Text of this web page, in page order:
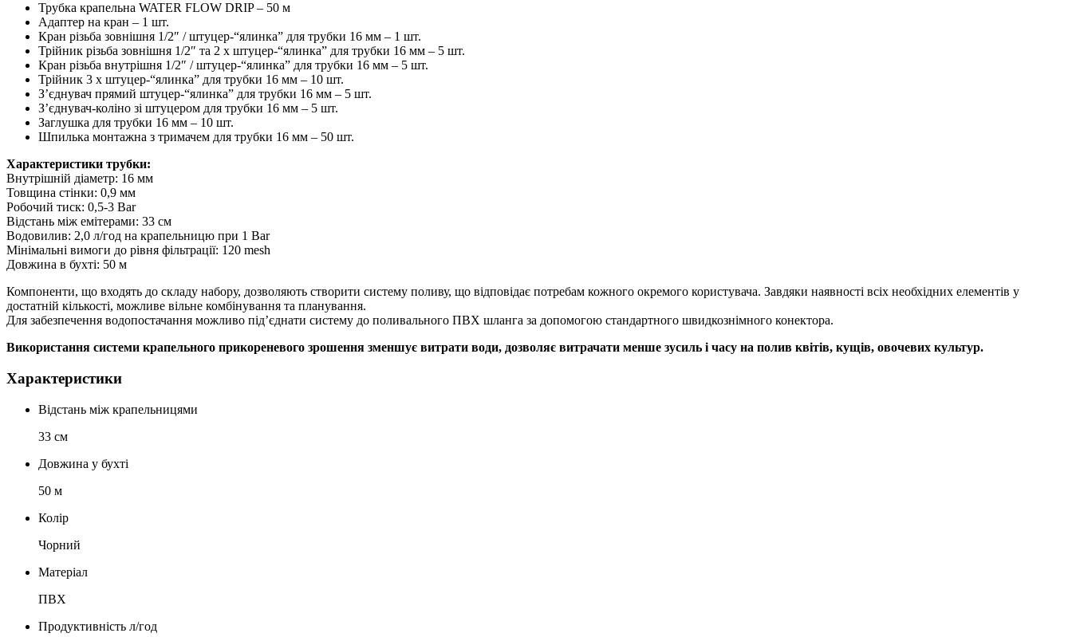
Трубка крапельна WATER FLOW DRIP – 50 м
Адаптер на кран – 1 шт.
Кран різьба зовнішня 1/2″ / штуцер-“ялинка” для трубки 16 мм – 1 шт.
Трійник різьба зовнішня 1/2″ та 2 х штуцер-“ялинка” для трубки 16 мм – 5 шт.
Кран різьба внутрішня 1/2″ / штуцер-“ялинка” для трубки 16 мм – 5 шт.
Трійник 3 х штуцер-“ялинка” для трубки 16 мм – 10 шт.
З’єднувач прямий штуцер-“ялинка” для трубки 16 мм – 5 шт.
З’єднувач-коліно зі штуцером для трубки 16 мм – 5 шт.
Заглушка для трубки 16 мм – 10 шт.
Шпилька монтажна з тримачем для трубки 16 мм – 50 шт.
Характеристики трубки:
Внутрішній діаметр: 16 мм
Товщина стінки: 0,9 мм
Робочий тиск: 0,5-3 Bar
Відстань між емітерами: 33 см
Водовилив: 2,0 л/год на крапельницю при 1 Bar
Мінімальні вимоги до рівня фільтрації: 120 mesh
Довжина в бухті: 50 м
Компоненти, що входять до складу набору, дозволяють створити систему поливу, що відповідає потребам кожного окремого користувача. Завдяки наявності всіх необхідних елементів у
достатній кількості, можливе вільне комбінування та планування.
Для забезпечення водопостачання можливо під’єднати систему до поливального ПВХ шланга за допомогою стандартного швидкознімного конектора.
Використання системи крапельного прикореневого зрошення зменшує витрати води, дозволяє витрачати менше зусиль і часу на полив квітів, кущів, овочевих культур.
Характеристики
Відстань між крапельницями
33 см
Довжина у бухті
50 м
Колір
Чорний
Матеріал
ПВХ
Продуктивність л/год